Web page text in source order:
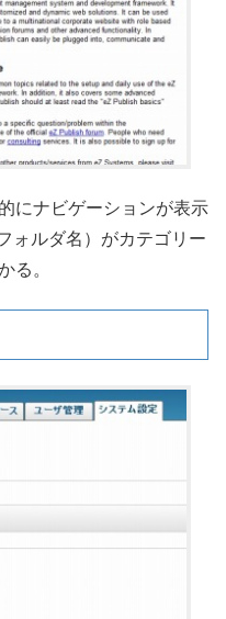
にナビゲーションが表示
ォルダ名）がカテゴリー
る。